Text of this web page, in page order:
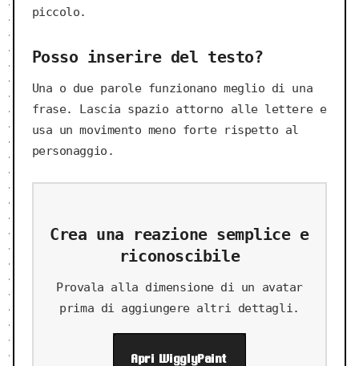
piccolo.
Posso inserire del testo?
Una o due parole funzionano meglio di una
frase. Lascia spazio attorno alle lettere e
usa un movimento meno forte rispetto al
personaggio.
Crea una reazione semplice e
riconoscibile
Provala alla dimensione di un avatar
prima di aggiungere altri dettagli.
Apri WigglyPaint